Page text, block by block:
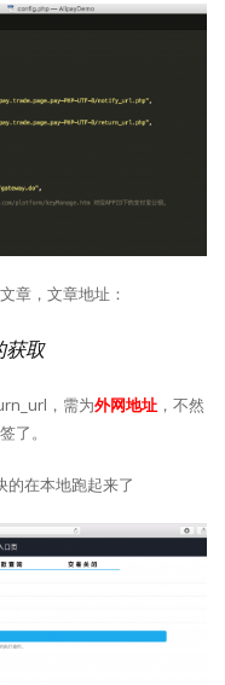
章，文章地址：
获取
，需为外网地址 ，不然
了。
的在本地跑起来了